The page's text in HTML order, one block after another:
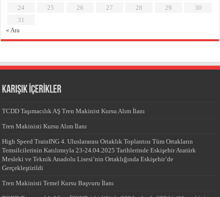
24
25 26 27 28 29
30
31
« Ara
KARIŞIK İÇERİKLER
TCDD Taşımacılık AŞ Tren Makinist Kursu Alım İlanı
Tren Makinisti Kursu Alım İlanı
High Speed TrainING 4. Uluslararası Ortaklık Toplantısı Tüm Ortakların
Temsilcilerinin Katılımıyla 23-24.04.2025 Tarihlerinde Eskişehir Atatürk
Mesleki ve Teknik Anadolu Lisesi’nin Ortaklığında Eskişehir’de
Gerçekleştirildi
Tren Makinisti Temel Kursu Başvuru İlanı